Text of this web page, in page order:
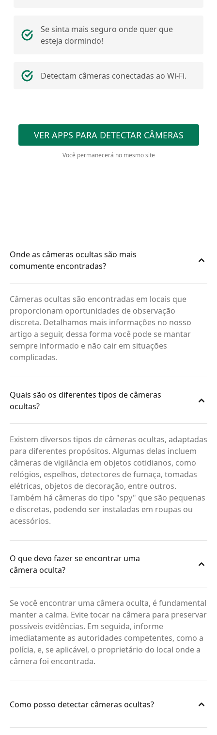
Se sinta mais seguro onde quer que
esteja dormindo!
Detectam câmeras conectadas ao Wi-Fi.
VER APPS PARA DETECTAR CÂMERAS
Você permanecerá no mesmo site
Onde as câmeras ocultas são mais
comumente encontradas?
Câmeras ocultas são encontradas em locais que
proporcionam oportunidades de observação
discreta. Detalhamos mais informações no nosso
artigo a seguir, dessa forma você pode se mantar
sempre informado e não cair em situações
complicadas.
Quais são os diferentes tipos de câmeras
ocultas?
Existem diversos tipos de câmeras ocultas, adaptadas
para diferentes propósitos. Algumas delas incluem
câmeras de vigilância em objetos cotidianos, como
relógios, espelhos, detectores de fumaça, tomadas
elétricas, objetos de decoração, entre outros.
Também há câmeras do tipo "spy" que são pequenas
e discretas, podendo ser instaladas em roupas ou
acessórios.
O que devo fazer se encontrar uma
câmera oculta?
Se você encontrar uma câmera oculta, é fundamental
manter a calma. Evite tocar na câmera para preservar
possíveis evidências. Em seguida, informe
imediatamente as autoridades competentes, como a
polícia, e, se aplicável, o proprietário do local onde a
câmera foi encontrada.
Como posso detectar câmeras ocultas?